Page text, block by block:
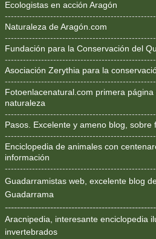
Ecologistas en acción Aragón
Naturaleza de Aragón.com
Fundación para la Conservación del
Asociación Zerythia para la
Fotoenlacenatural.com primera
naturaleza
Pasos. Excelente y ameno blog,
Enciclopedia de animales con
información
Guadarramistas web, excelente blog
Guadarrama
Aracnipedia, interesante enciclopedia
invertebrados